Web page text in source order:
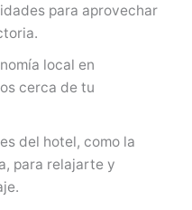
para aprovechar
local en
cerca de tu
del hotel, como la
para relajarte y